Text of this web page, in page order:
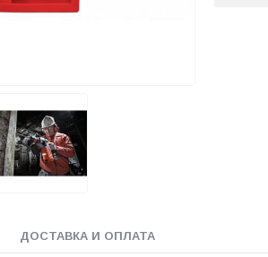
ДОСТАВКА И ОПЛАТА